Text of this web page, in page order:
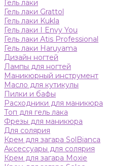
Гель лаки
Гель лаки Grattol
Гель лаки Kukla
Гель лаки I Envy You
Гель лаки Atis Professional
Гель лаки Haruyama
Дизайн ногтей
Лампы для ногтей
Маникюрный инструмент
Масло для кутикулы
Пилки и бафы
Расходники для маникюра
Топ для гель лака
Фрезы для маникюра
Для солярия
Крем для загара SolBianca
Аксессуары для солярия
Крем для загара Moxie